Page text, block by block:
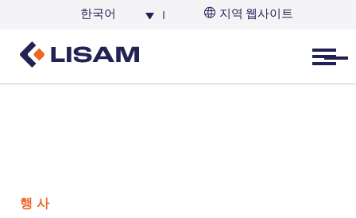
한국어 지역 웹사이트
Open menu
행사